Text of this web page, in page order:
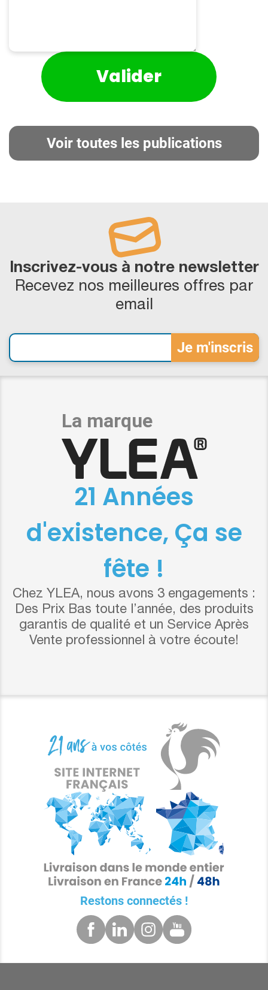
Voir toutes les publications
Inscrivez-vous à notre newsletter
Recevez nos meilleures offres par
email
21 Années
d'existence, Ça se
fête !
Chez YLEA, nous avons 3 engagements :
Des Prix Bas toute l’année, des produits
garantis de qualité et un Service Après
Vente professionnel à votre écoute!
Restons connectés !